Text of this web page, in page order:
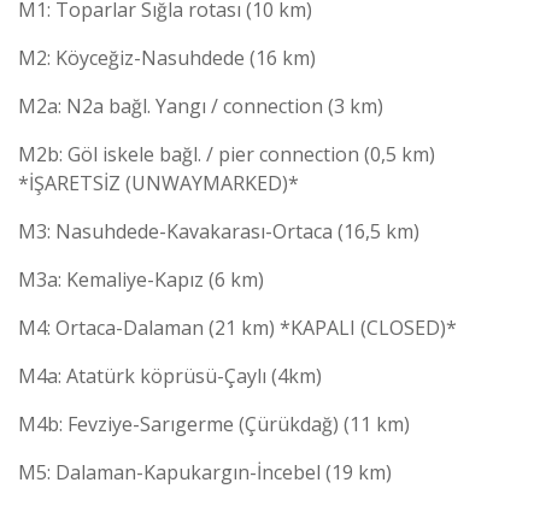
M1: Toparlar Sığla rotası (10 km)
M2: Köyceğiz-Nasuhdede (16 km)
M2a: N2a bağl. Yangı / connection (3 km)
M2b: Göl iskele bağl. / pier connection (0,5 km)
*İŞARETSİZ (UNWAYMARKED)*
M3: Nasuhdede-Kavakarası-Ortaca (16,5 km)
M3a: Kemaliye-Kapız (6 km)
M4: Ortaca-Dalaman (21 km) *KAPALI (CLOSED)*
M4a: Atatürk köprüsü-Çaylı (4km)
M4b: Fevziye-Sarıgerme (Çürükdağ) (11 km)
M5: Dalaman-Kapukargın-İncebel (19 km)